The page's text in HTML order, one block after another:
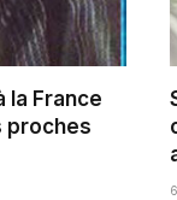
la France
proches